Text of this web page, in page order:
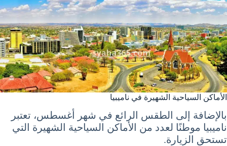
الأماكن السياحية الشهيرة في ناميبيا
بالإضافة إلى الطقس الرائع في شهر أغسطس، تعتبر
ناميبيا موطنًا لعدد من الأماكن السياحية الشهيرة التي
تستحق الزيارة.